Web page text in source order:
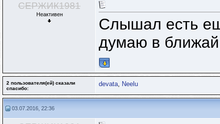
СЕРЖИК1981
Неактивен
Слышал есть
думаю в
2 пользователя(ей) сказали
cпасибо:
devata, Neelu
03.07.2016, 22:36